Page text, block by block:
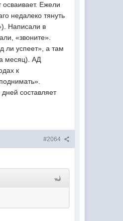
Ежели
недалеко тянуть
Написали в
«звоните».
ли успеет», а там
месяц). АД
к
составляет
#2064